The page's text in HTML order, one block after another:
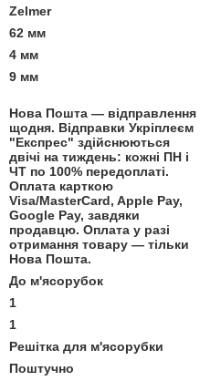
Zelmer
62 мм
4 мм
9 мм
Нова Пошта — відправлення
щодня. Відправки Укріплеєм
"Експрес" здійснюються
двічі на тиждень: кожні ПН і
ЧТ по 100% передоплаті.
Оплата карткою
Visa/MasterCard, Apple Pay,
Google Pay, завдяки
продавцю. Оплата у разі
отримання товару — тільки
Нова Пошта.
До м'ясорубок
1
1
Решітка для м'ясорубки
Поштучно